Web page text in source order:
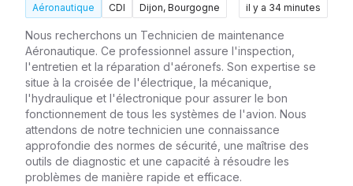
Aéronautique CDI Dijon, Bourgogne il y a 34 minutes
Nous recherchons un Technicien de maintenance
Aéronautique. Ce professionnel assure l'inspection,
l'entretien et la réparation d'aéronefs. Son expertise se
situe à la croisée de l'électrique, la mécanique,
l'hydraulique et l'électronique pour assurer le bon
fonctionnement de tous les systèmes de l'avion. Nous
attendons de notre technicien une connaissance
approfondie des normes de sécurité, une maîtrise des
outils de diagnostic et une capacité à résoudre les
problèmes de manière rapide et efficace.